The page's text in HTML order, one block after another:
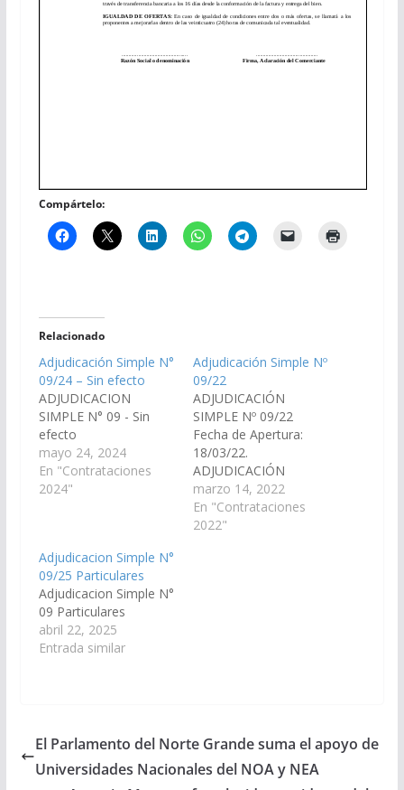
Compártelo:
Relacionado
Adjudicación Simple N°
09/24 – Sin efecto
ADJUDICACION
SIMPLE N° 09 - Sin
efecto
mayo 24, 2024
En "Contrataciones
2024"
Adjudicación Simple Nº
09/22
ADJUDICACIÓN
SIMPLE Nº 09/22
Fecha de Apertura:
18/03/22.
ADJUDICACIÓN
SIMPLE 09/22:
«Compra ficheros
doble».
marzo 14, 2022
En "Contrataciones
2022"
Adjudicacion Simple N°
09/25 Particulares
Adjudicacion Simple N°
09 Particulares
abril 22, 2025
Entrada similar
El Parlamento del Norte Grande suma el apoyo de
Universidades Nacionales del NOA y NEA